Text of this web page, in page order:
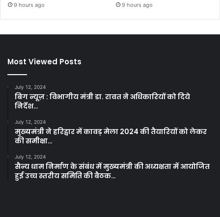
9 hours ago 9 hours ago
Most Viewed Posts
July 12, 2024
बिग न्यूज़ : विभागीय मंत्री डा. रावत ने अधिकारियों को दिये
निर्देश…
July 12, 2024
मुख्यमंत्री ने हरिद्वार में कावड़ मेला 2024 की तैयारियों को लेकर
की समीक्षा…
July 12, 2024
सैन्य धाम निर्माण के संबंध में मुख्यमंत्री की अध्यक्षता में आयोजित
हुई उच्च स्तरीय समिति की बैठक…